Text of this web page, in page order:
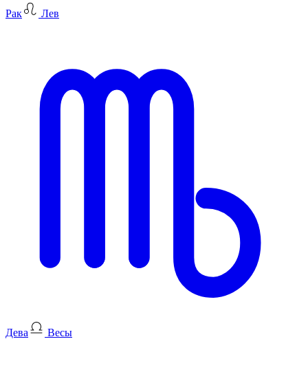
Рак Лев
Дева Весы